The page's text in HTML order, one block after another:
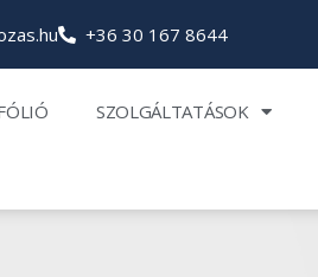
+36 30 167 8644
SZOLGÁLTATÁSOK